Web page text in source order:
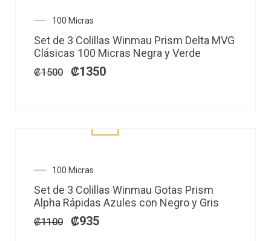
100 Micras
Set de 3 Colillas Winmau Prism Delta MVG
Clásicas 100 Micras Negra y Verde
₡1500
El
precio
original
era:
₡1500.
₡1350
precio
actual
es:
₡1350.
100 Micras
Set de 3 Colillas Winmau Gotas Prism
Alpha Rápidas Azules con Negro y Gris
₡1100
El
precio
original
era:
₡1100.
₡935
precio
actual
es:
₡935.